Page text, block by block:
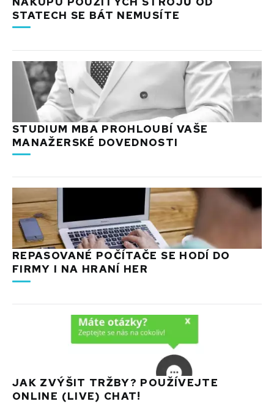
STATECH SE BÁT NEMUSÍTE
STUDIUM MBA PROHLOUBÍ VAŠE
MANAŽERSKÉ DOVEDNOSTI
REPASOVANÉ POČÍTAČE SE HODÍ DO
FIRMY I NA HRANÍ HER
JAK ZVÝŠIT TRŽBY? POUŽÍVEJTE
ONLINE (LIVE) CHAT!